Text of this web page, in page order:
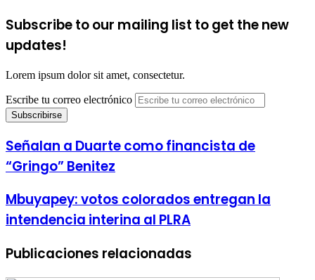
Subscribe to our mailing list to get the new
updates!
Lorem ipsum dolor sit amet, consectetur.
Escribe tu correo electrónico
Señalan a Duarte como financista de
“Gringo” Benitez
Mbuyapey: votos colorados entregan la
intendencia interina al PLRA
Publicaciones relacionadas